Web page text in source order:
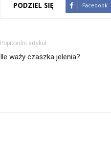
PODZIEL SIĘ Facebook
Poprzedni artykuł
Ile waży czaszka jelenia?